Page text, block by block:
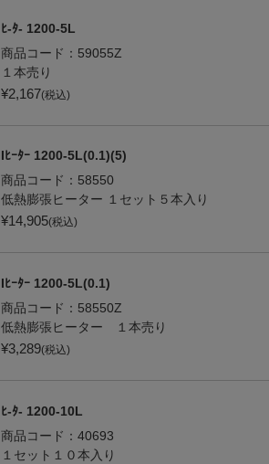
ﾋ-ﾀ- 1200-5L
商品コード： 59055Z
１本売り
¥2,167(税込)
Iﾋｰﾀｰ 1200-5L(0.1)(5)
商品コード： 58550
低熱膨張ヒーター １セット５本入り
¥14,905(税込)
Iﾋｰﾀｰ 1200-5L(0.1)
商品コード： 58550Z
低熱膨張ヒーター １本売り
¥3,289(税込)
ﾋ-ﾀ- 1200-10L
商品コード： 40693
１セット１０本入り